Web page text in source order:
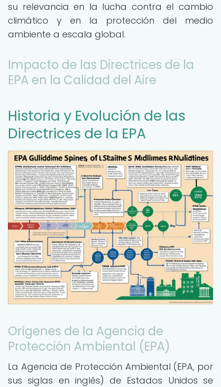
su relevancia en la lucha contra el cambio
climático y en la protección del medio
ambiente a escala global.
Impacto de las Directrices de la
EPA en la Calidad del Aire
Historia y Evolución de las
Directrices de la EPA
Orígenes de la Agencia de
Protección Ambiental (EPA)
La Agencia de Protección Ambiental (EPA, por
sus siglas en inglés) de Estados Unidos se